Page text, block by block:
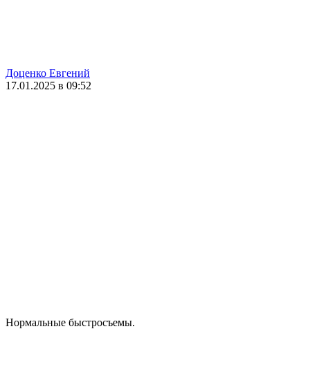
Доценко Евгений
17.01.2025 в 09:52
Нормальные быстросъемы.